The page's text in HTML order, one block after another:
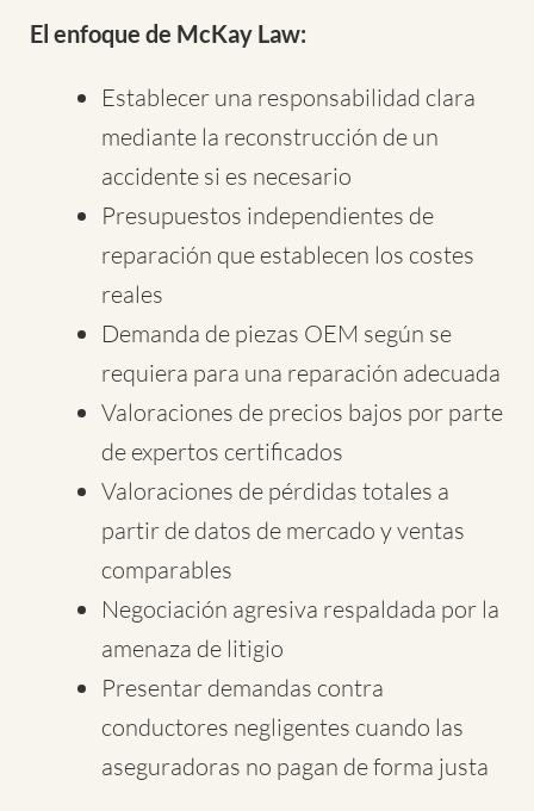
El enfoque de McKay Law:
Establecer una responsabilidad clara
mediante la reconstrucción de un
accidente si es necesario
Presupuestos independientes de
reparación que establecen los costes
reales
Demanda de piezas OEM según se
requiera para una reparación adecuada
Valoraciones de precios bajos por parte
de expertos certificados
Valoraciones de pérdidas totales a
partir de datos de mercado y ventas
comparables
Negociación agresiva respaldada por la
amenaza de litigio
Presentar demandas contra
conductores negligentes cuando las
aseguradoras no pagan de forma justa